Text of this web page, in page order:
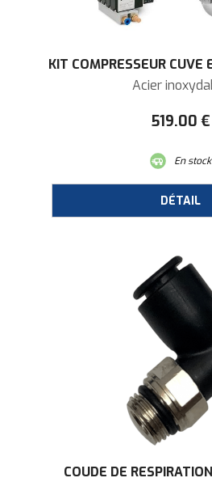
KIT COMPRESSEUR CUVE
Acier
519.00 €
En stock
COUDE DE